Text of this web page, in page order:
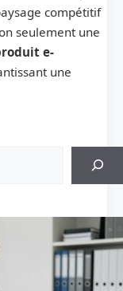
compétitif
seulement une
e-
une